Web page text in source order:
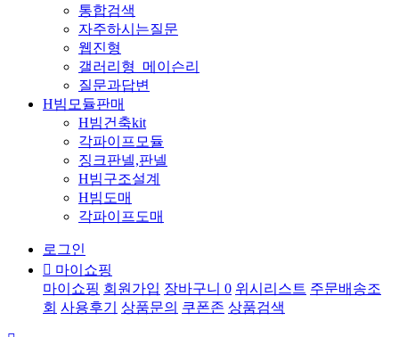
통합검색
자주하시는질문
웹진형
갤러리형_메이슨리
질문과답변
H빔모듈판매
H빔건축kit
각파이프모듈
징크판넬,판넬
H빔구조설계
H빔도매
각파이프도매
로그인
마이쇼핑
마이쇼핑 회원가입 장바구니 0 위시리스트 주문배송조
회 사용후기 상품문의 쿠폰존 상품검색